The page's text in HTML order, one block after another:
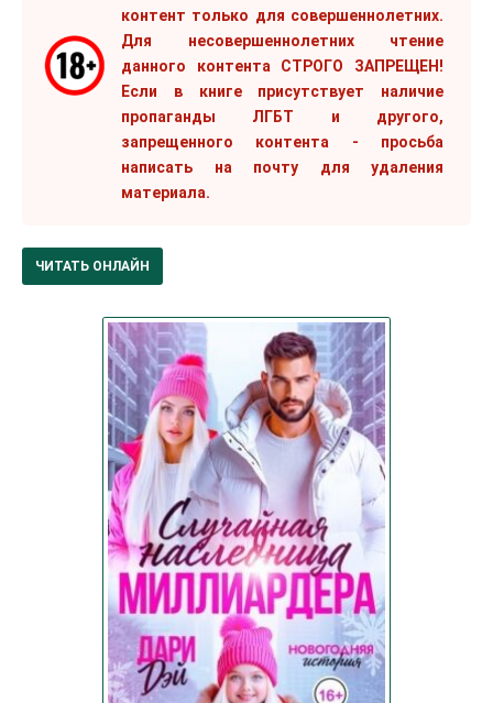
контент только для совершеннолетних.
Для несовершеннолетних чтение
данного контента СТРОГО ЗАПРЕЩЕН!
Если в книге присутствует наличие
пропаганды ЛГБТ и другого,
запрещенного контента - просьба
написать на почту для удаления
материала.
ЧИТАТЬ ОНЛАЙН